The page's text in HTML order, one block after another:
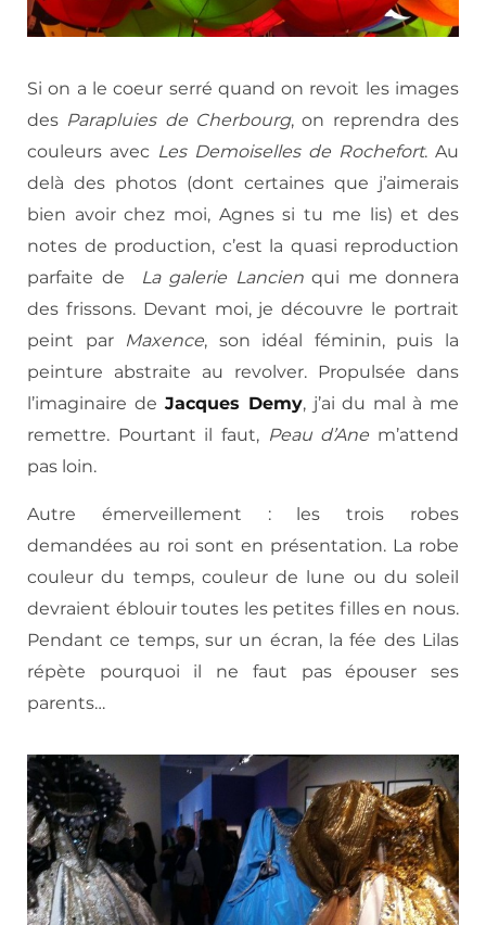
Si on a le coeur serré quand on revoit les images
des Parapluies de Cherbourg, on reprendra des
couleurs avec Les Demoiselles de Rochefort. Au
delà des photos (dont certaines que j’aimerais
bien avoir chez moi, Agnes si tu me lis) et des
notes de production, c’est la quasi reproduction
parfaite de
La galerie Lancienqui me donnera
des frissons. Devant moi, je découvre le portrait
peint par Maxence, son idéal féminin, puis la
peinture abstraite au revolver. Propulsée dans
l’imaginaire de Jacques Demy, j’ai du mal à me
remettre. Pourtant il faut, Peau d’Ane m’attend
pas loin.
Autre émerveillement : les trois robes
demandées au roi sont en présentation. La robe
couleur du temps, couleur de lune ou du soleil
devraient éblouir toutes les petites filles en nous.
Pendant ce temps, sur un écran, la fée des Lilas
répète pourquoi il ne faut pas épouser ses
parents…